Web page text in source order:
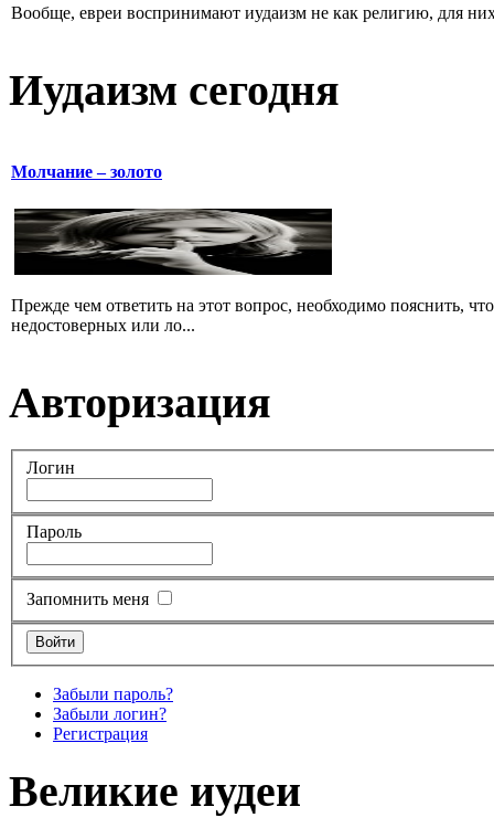
Вообще, евреи воспринимают иудаизм не как религию, для
Иудаизм сегодня
Молчание – золото
Прежде чем ответить на этот вопрос, необходимо пояснить,
недостоверных или ло...
Авторизация
Логин
Пароль
Запомнить меня
Забыли пароль?
Забыли логин?
Регистрация
Великие иудеи